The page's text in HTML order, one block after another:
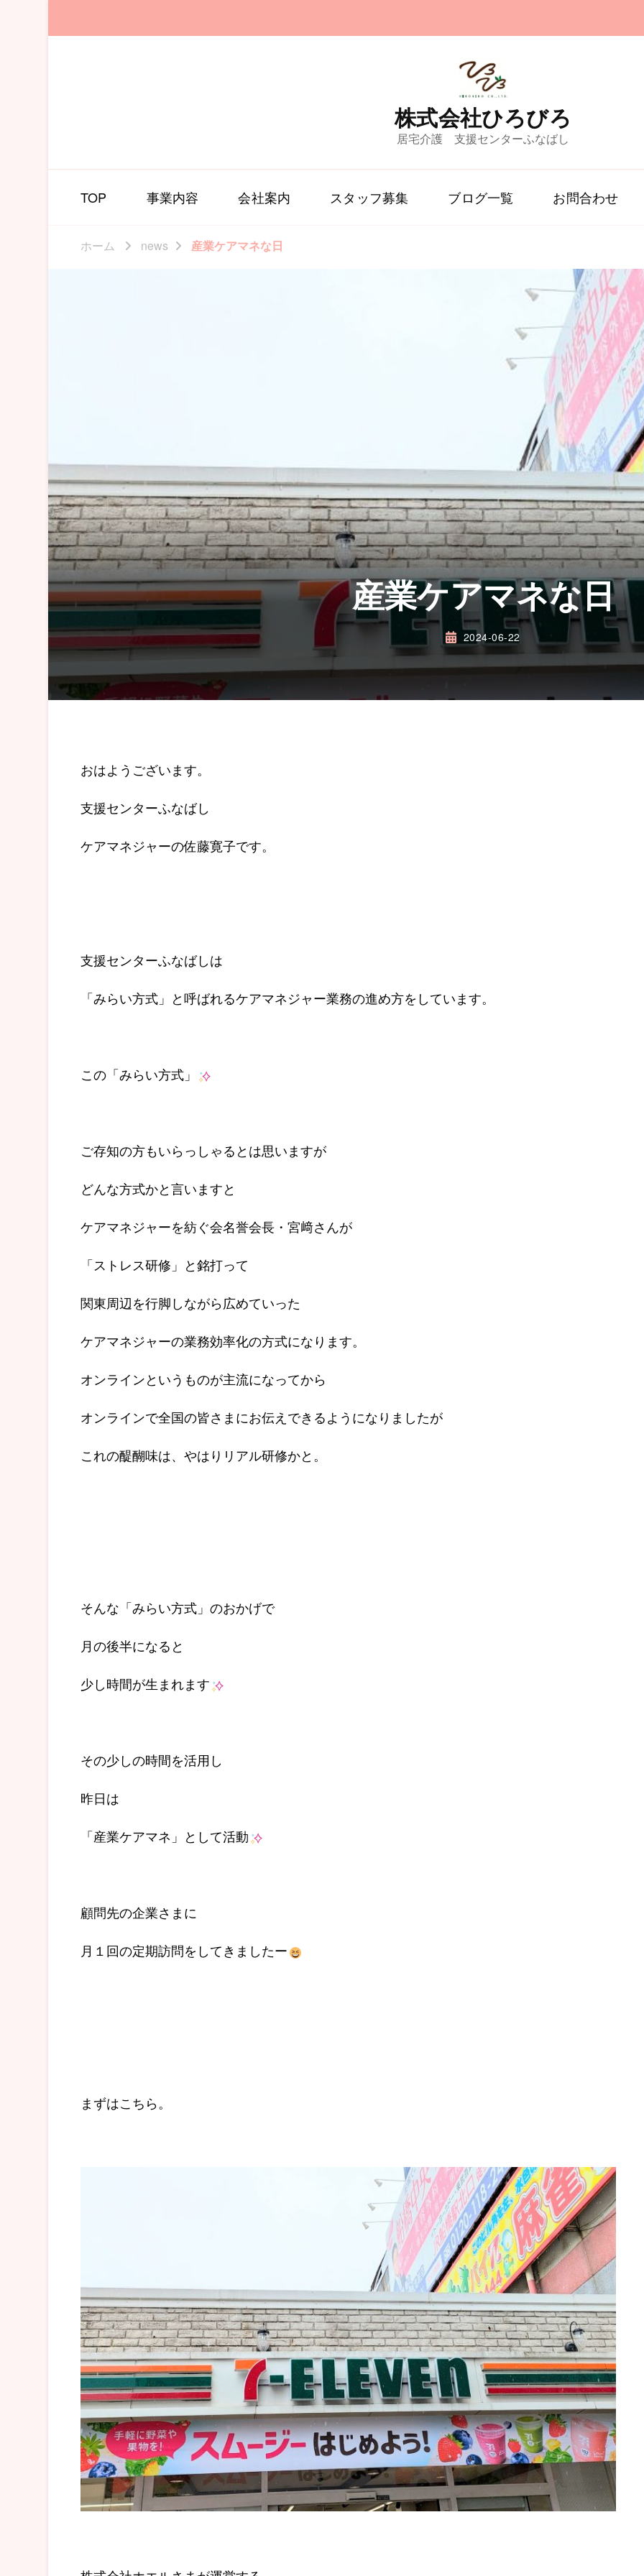
株式会社ひろびろ
居宅介護 支援センターふなばし
TOP 事業内容 会社案内 スタッフ募集 ブログ一覧 お問合わせ
ホーム news 産業ケアマネな日
産業ケアマネな日
2024-06-22
おはようございます。
支援センターふなばし
ケアマネジャーの佐藤寛子です。
支援センターふなばしは
「みらい方式」と呼ばれるケアマネジャー業務の進め方をしています。
この「みらい方式」
ご存知の方もいらっしゃるとは思いますが
どんな方式かと言いますと
ケアマネジャーを紡ぐ会名誉会長・宮﨑さんが
「ストレス研修」と銘打って
関東周辺を行脚しながら広めていった
ケアマネジャーの業務効率化の方式になります。
オンラインというものが主流になってから
オンラインで全国の皆さまにお伝えできるようになりましたが
これの醍醐味は、やはりリアル研修かと。
そんな「みらい方式」のおかげで
月の後半になると
少し時間が生まれます
その少しの時間を活用し
昨日は
「産業ケアマネ」として活動
顧問先の企業さまに
月１回の定期訪問をしてきましたー
まずはこちら。